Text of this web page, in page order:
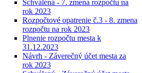
Schválená - 7. zmena rozpočtu na
rok 2023
Rozpočtové opatrenie č.3 - 8. zmena
rozpočtu na rok 2023
Plnenie rozpočtu mesta k
31.12.2023
Návrh - Záverečný účet mesta za
rok 2023